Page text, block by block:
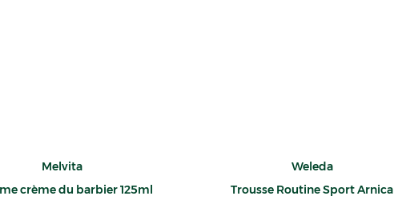
Melvita
crème du barbier 125ml
Weleda
Trousse Routine Sport Arnica